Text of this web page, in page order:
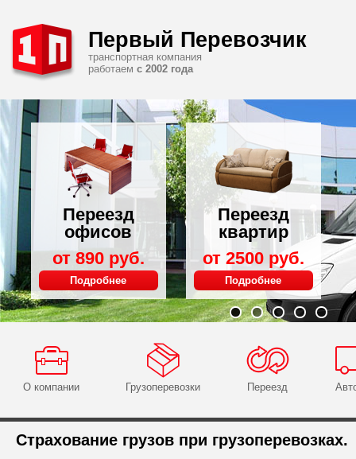
Первый Перевозчик
транспортная компания
работаем с 2002 года
Переезд
офисов
от 890 руб.
Подробнее
Переезд
квартир
от 2500 руб.
Подробнее
О компании Грузоперевозки Переезд
Страхование грузов при грузоперевозках.